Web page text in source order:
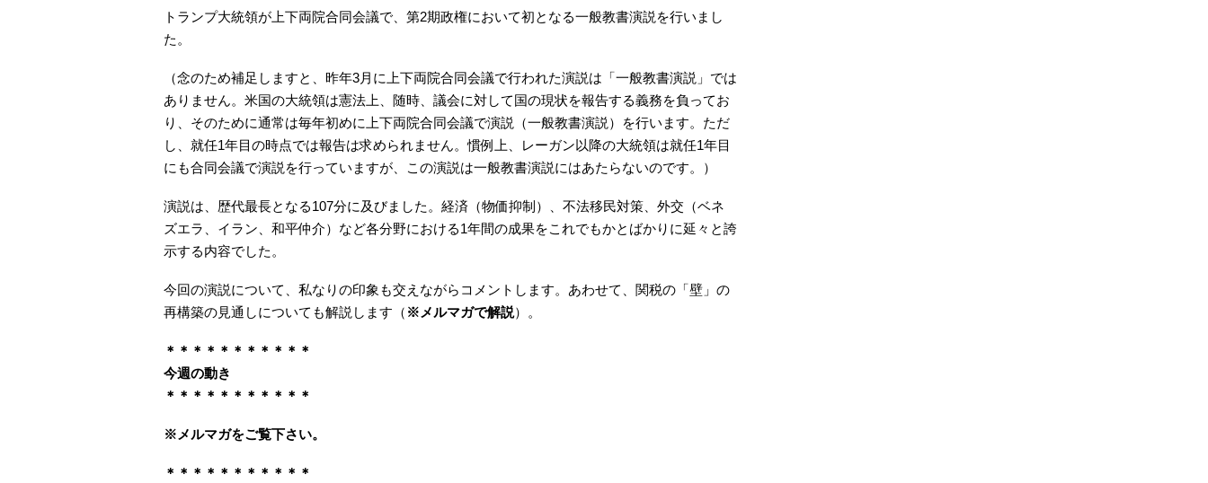
トランプ大統領が上下両院合同会議で、第2期政権において初となる一般教書演説を行いまし
た。
（念のため補足しますと、昨年3月に上下両院合同会議で行われた演説は「一般教書演説」では
ありません。米国の大統領は憲法上、随時、議会に対して国の現状を報告する義務を負ってお
り、そのために通常は毎年初めに上下両院合同会議で演説（一般教書演説）を行います。ただ
し、就任1年目の時点では報告は求められません。慣例上、レーガン以降の大統領は就任1年目
にも合同会議で演説を行っていますが、この演説は一般教書演説にはあたらないのです。）
演説は、歴代最長となる107分に及びました。経済（物価抑制）、不法移民対策、外交（ベネ
ズエラ、イラン、和平仲介）など各分野における1年間の成果をこれでもかとばかりに延々と誇
示する内容でした。
今回の演説について、私なりの印象も交えながらコメントします。あわせて、関税の「壁」の
再構築の見通しについても解説します（ ※メルマガで解説）。
＊＊＊＊＊＊＊＊＊＊＊
今週の動き
＊＊＊＊＊＊＊＊＊＊＊
※メルマガをご覧下さい。
＊＊＊＊＊＊＊＊＊＊＊